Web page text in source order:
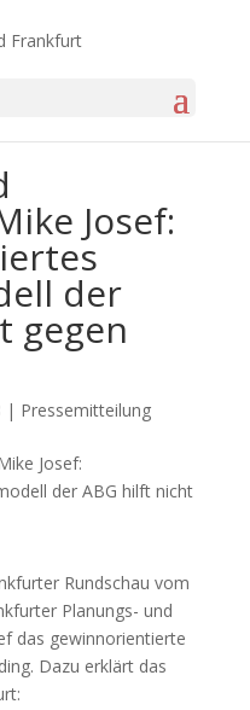
Josef:
der
gegen
| Pressemitteilung
Rundschau vom
Planungs- und
das gewinnorientierte
Dazu erklärt das